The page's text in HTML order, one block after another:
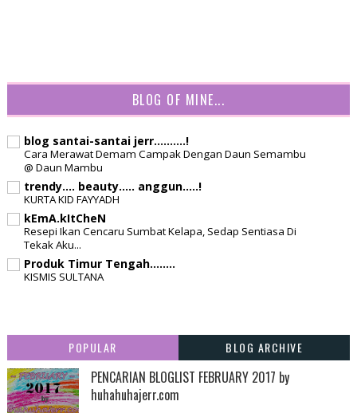
BLOG OF MINE...
blog santai-santai jerr..........!
Cara Merawat Demam Campak Dengan Daun Semambu
@ Daun Mambu
trendy.... beauty..... anggun.....!
KURTA KID FAYYADH
kEmA.kItCheN
Resepi Ikan Cencaru Sumbat Kelapa, Sedap Sentiasa Di
Tekak Aku...
Produk Timur Tengah........
KISMIS SULTANA
POPULAR BLOG ARCHIVE
PENCARIAN BLOGLIST FEBRUARY 2017 by
huhahuhajerr.com